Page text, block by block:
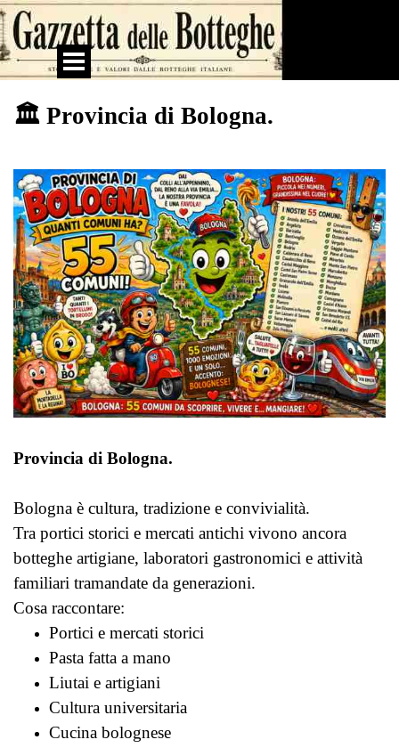
Vai ai contenuti
Salta menù
🏛 Provincia di Bologna.
Provincia di Bologna.
Bologna è cultura, tradizione e convivialità.
Tra portici storici e mercati antichi vivono ancora
botteghe artigiane, laboratori gastronomici e attività
familiari tramandate da generazioni.
Cosa raccontare:
Portici e mercati storici
Pasta fatta a mano
Liutai e artigiani
Cultura universitaria
Cucina bolognese